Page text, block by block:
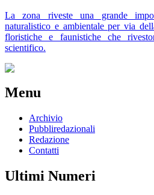
La zona riveste una grande
naturalistico e ambientale per via
floristiche e faunistiche che
scientifico.
Menu
Archivio
Pubbliredazionali
Redazione
Contatti
Ultimi Numeri